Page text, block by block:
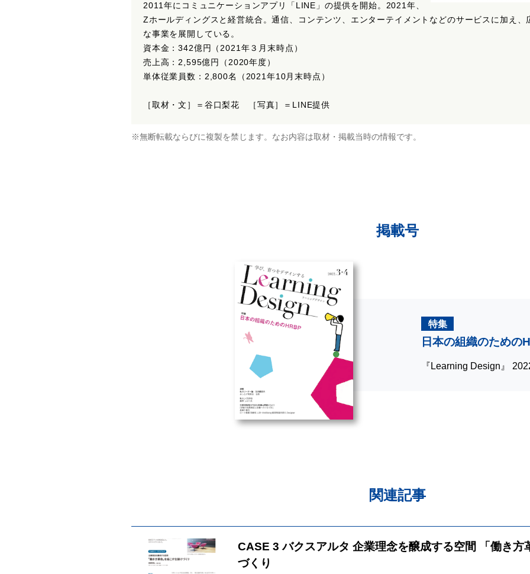
2011年にコミュニケーションアプリ「LINE」の提供を開始。2021年、
Zホールディングスと経営統合。通信、コンテンツ、エンターテイメントなどのサービスに加え
な事業を展開している。
資本金：342億円（2021年３月末時点）
売上高：2,595億円（2020年度）
単体従業員数：2,800名（2021年10月末時点）
［取材・文］＝谷口梨花 ［写真］＝LINE提供
※無断転載ならびに複製を禁じます。なお内容は取材・掲載当時の情報です。
掲載号
特集
日本の組織のための
『Learning Design』
関連記事
CASE 3 バクスアルタ 企業理念を醸成する空間 「働き方
づくり